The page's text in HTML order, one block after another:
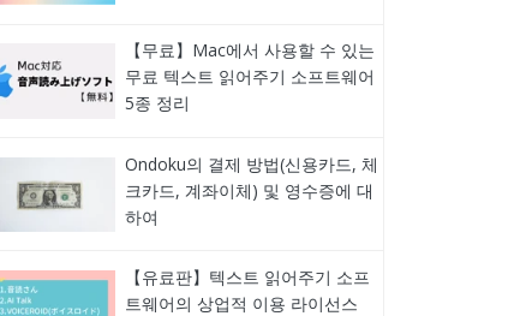
【무료】Mac에서 사용할 수 있는
무료 텍스트 읽어주기 소프트웨어
5종 정리
Ondoku의 결제 방법(신용카드, 체
크카드, 계좌이체) 및 영수증에 대
하여
【유료판】텍스트 읽어주기 소프
트웨어의 상업적 이용 라이선스